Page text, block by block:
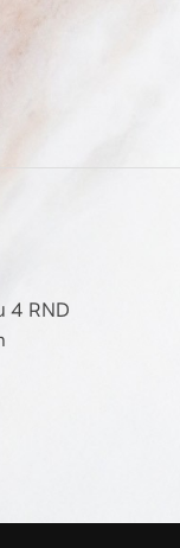
4 RND